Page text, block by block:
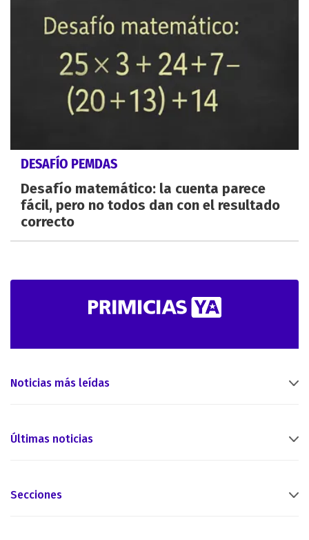
DESAFÍO PEMDAS
Desafío matemático: la cuenta parece
fácil, pero no todos dan con el resultado
correcto
Noticias más leídas
Últimas noticias
Secciones